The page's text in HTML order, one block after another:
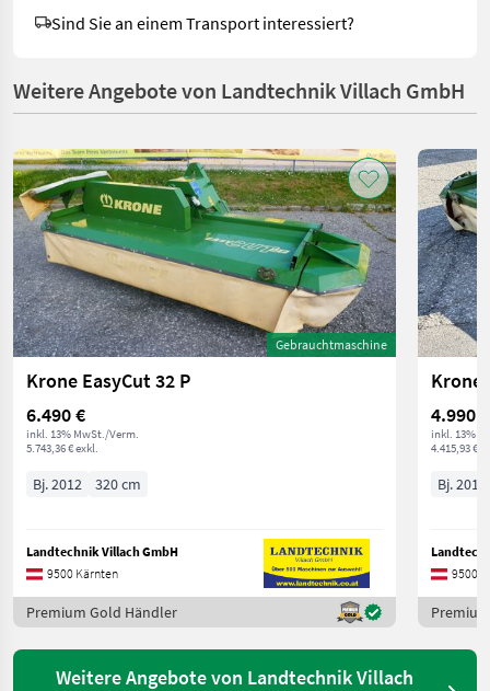
Sind Sie an einem Transport interessiert?
Weitere Angebote von Landtechnik Villach GmbH
Gebrauchtmaschine
Krone EasyCut 32 P
6.490 €
inkl. 13% MwSt./Verm.
5.743,36 € exkl.
Bj. 2012 320 cm
Landtechnik Villach GmbH
9500 Kärnten
Premium Gold Händler
Krone
4.990 €
inkl. 13%
4.415,93 €
Bj. 2011
9500
Weitere Angebote von Landtechnik Villach